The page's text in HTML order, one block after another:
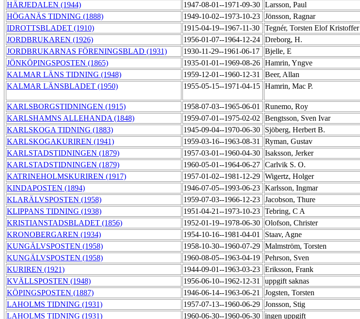
HÄRJEDALEN (1944) 1947-08-01--1971-09-30 Larsson, Paul
HÖGANÄS TIDNING (1888) 1949-10-02--1973-10-23 Jönsson, Ragnar
IDROTTSBLADET (1910) 1915-04-19--1967-11-30 Tegnér, Torsten Elof Kristoffer
JORDBRUKAREN (1926) 1956-01-07--1964-12-24 Dreborg, H.
JORDBRUKARNAS FÖRENINGSBLAD (1931) 1930-11-29--1961-06-17 Bjelle, E
JÖNKÖPINGSPOSTEN (1865) 1935-01-01--1969-08-26 Hamrin, Yngve
KALMAR LÄNS TIDNING (1948) 1959-12-01--1960-12-31 Beer, Allan
KALMAR LÄNSBLADET (1950) 1955-05-15--1971-04-15 Hamrin, Mac P.
KARLSBORGSTIDNINGEN (1915) 1958-07-03--1965-06-01 Runemo, Roy
KARLSHAMNS ALLEHANDA (1848) 1959-07-01--1975-02-02 Bengtsson, Sven Ivar
KARLSKOGA TIDNING (1883) 1945-09-04--1970-06-30 Sjöberg, Herbert B.
KARLSKOGAKURIREN (1941) 1959-03-16--1963-08-31 Ryman, Gustav
KARLSTADSTIDNINGEN (1879) 1957-03-01--1960-04-30 Isaksson, Jerker
KARLSTADSTIDNINGEN (1879) 1960-05-01--1964-06-27 Carlvik S. O.
KATRINEHOLMSKURIREN (1917) 1957-01-02--1981-12-29 Wigertz, Holger
KINDAPOSTEN (1894) 1946-07-05--1993-06-23 Karlsson, Ingmar
KLARÄLVSPOSTEN (1958) 1959-07-03--1966-12-23 Jacobson, Thure
KLIPPANS TIDNING (1938) 1951-04-21--1973-10-23 Tebring, C A
KRISTIANSTADSBLADET (1856) 1952-01-19--1978-06-30 Olofson, Christer
KRONOBERGAREN (1934) 1954-10-16--1981-04-01 Staav, Agne
KUNGÄLVSPOSTEN (1958) 1958-10-30--1960-07-29 Malmström, Torsten
KUNGÄLVSPOSTEN (1958) 1960-08-05--1963-04-19 Pehrson, Sven
KURIREN (1921) 1944-09-01--1963-03-23 Eriksson, Frank
KVÄLLSPOSTEN (1948) 1956-06-10--1962-12-31 uppgift saknas
KÖPINGSPOSTEN (1887) 1946-06-14--1963-06-21 Jogsten, Torsten
LAHOLMS TIDNING (1931) 1957-07-13--1960-06-29 Jonsson, Stig
LAHOLMS TIDNING (1931) 1960-06-30--1960-06-30 ingen uppgift